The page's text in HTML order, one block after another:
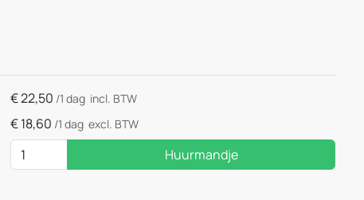
€22,50 /1 dag incl. BTW
€18,60 /1 dag excl. BTW
Huurmandje